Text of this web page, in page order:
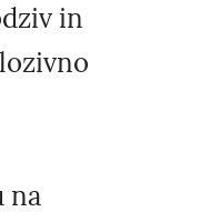
in
na